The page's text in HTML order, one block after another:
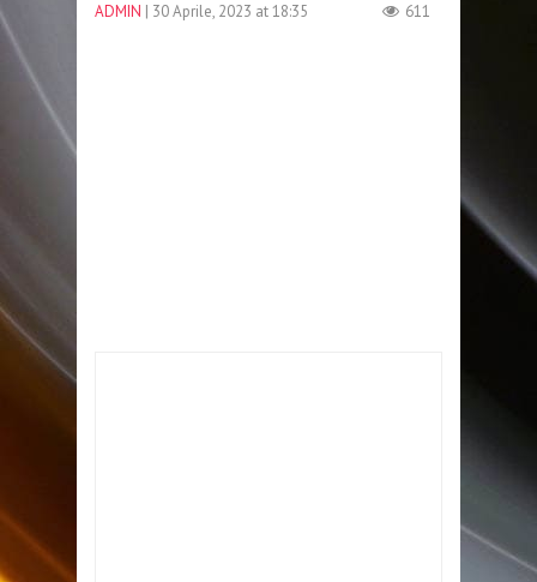
ADMIN | 30 Aprile, 2023 at 18:35 611